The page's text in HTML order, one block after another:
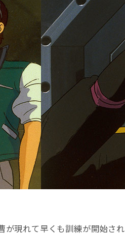
が現れて早くも訓練が開始され